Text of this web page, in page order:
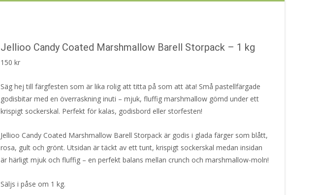
Jellioo Candy Coated Marshmallow Barell Storpack – 1 kg
150 kr
Säg hej till färgfesten som är lika rolig att titta på som att äta! Små pastellfärgade
godisbitar med en överraskning inuti – mjuk, fluffig marshmallow gömd under ett
krispigt sockerskal. Perfekt för kalas, godisbord eller storfesten!
Jellioo Candy Coated Marshmallow Barell Storpack är godis i glada färger som blått,
rosa, gult och grönt. Utsidan är täckt av ett tunt, krispigt sockerskal medan insidan
är härligt mjuk och fluffig – en perfekt balans mellan crunch och marshmallow-moln!
Säljs i påse om 1 kg.